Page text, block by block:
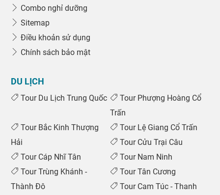
Combo nghỉ dưỡng
Sitemap
Điều khoản sử dụng
Chính sách bảo mật
DU LỊCH
Tour Du Lịch Trung Quốc
Tour Phượng Hoàng Cổ
Trấn
Tour Bắc Kinh Thượng
Hải
Tour Lệ Giang Cổ Trấn
Tour Cửu Trại Câu
Tour Cáp Nhĩ Tân
Tour Nam Ninh
Tour Trùng Khánh -
Thành Đô
Tour Tân Cương
Tour Cam Túc - Thanh